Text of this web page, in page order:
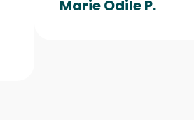
Marie Odile P.